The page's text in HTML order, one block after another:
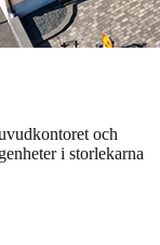
och
i storlekarna